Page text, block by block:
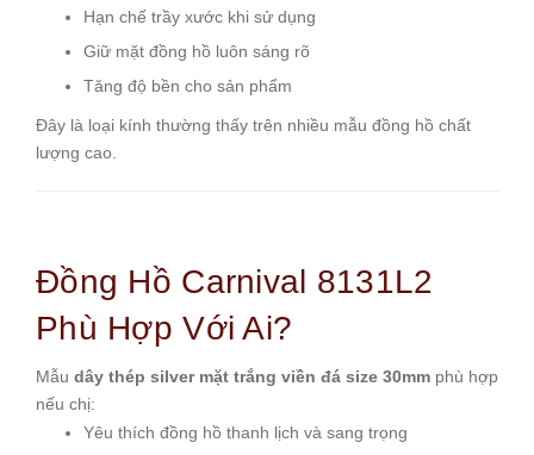
Hạn chế trầy xước khi sử dụng
Giữ mặt đồng hồ luôn sáng rõ
Tăng độ bền cho sản phẩm
Đây là loại kính thường thấy trên nhiều mẫu đồng hồ chất
lượng cao.
Đồng Hồ Carnival 8131L2
Phù Hợp Với Ai?
Mẫu dây thép silver mặt trắng viền đá size 30mm phù hợp
nếu chị:
Yêu thích đồng hồ thanh lịch và sang trọng